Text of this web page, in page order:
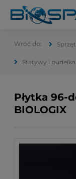
Statywy i
Płytka 96-
BIOLOGIX